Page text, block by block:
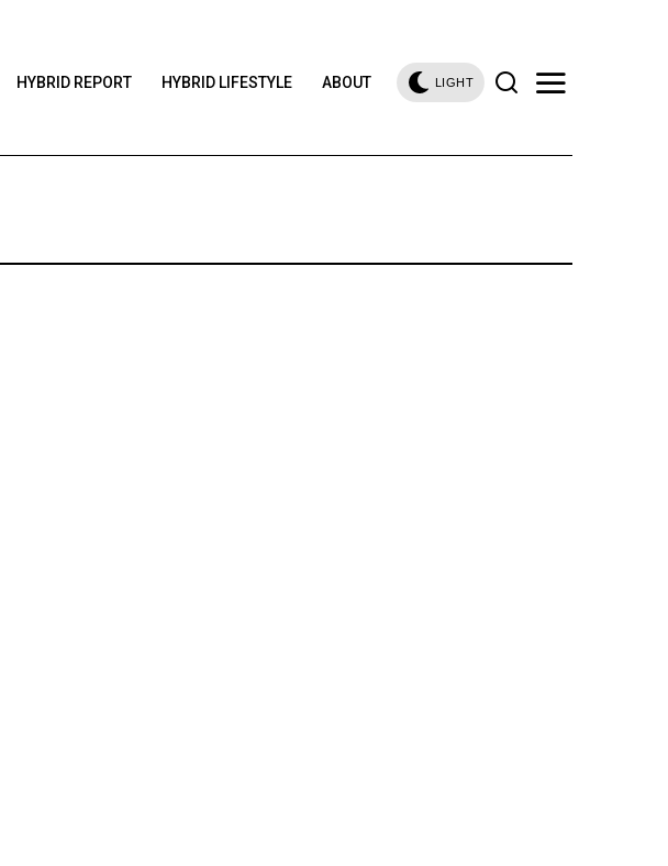
HYBRID REPORT HYBRID LIFESTYLE ABOUT LIGHT